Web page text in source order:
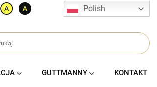
Polish
GUTTMANNY KONTAKT